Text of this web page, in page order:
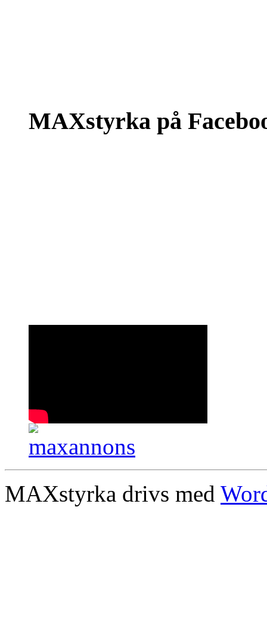
MAXstyrka på
MAXstyrka drivs med